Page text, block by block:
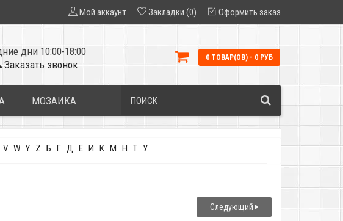
Мой аккаунт Закладки (0) Оформить заказ
дни 10:00-18:00
Заказать звонок
0 ТОВАР(ОВ) - 0 РУБ
МОЗАИКА
V W Y Z Б Г Д Е И К М Н Т У
Следующий